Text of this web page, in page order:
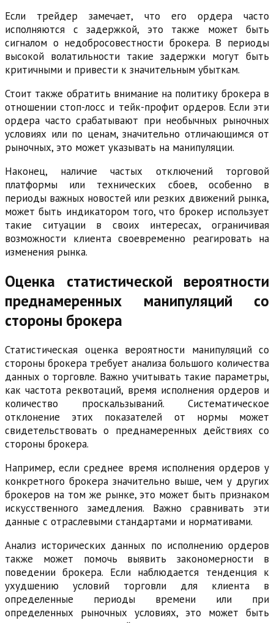
Если трейдер замечает, что его ордера часто
исполняются с задержкой, это также может быть
сигналом о недобросовестности брокера. В периоды
высокой волатильности такие задержки могут быть
критичными и привести к значительным убыткам.
Стоит также обратить внимание на политику брокера в
отношении стоп-лосс и тейк-профит ордеров. Если эти
ордера часто срабатывают при необычных рыночных
условиях или по ценам, значительно отличающимся от
рыночных, это может указывать на манипуляции.
Наконец, наличие частых отключений торговой
платформы или технических сбоев, особенно в
периоды важных новостей или резких движений рынка,
может быть индикатором того, что брокер использует
такие ситуации в своих интересах, ограничивая
возможности клиента своевременно реагировать на
изменения рынка.
Оценка статистической вероятности
преднамеренных манипуляций со
стороны брокера
Статистическая оценка вероятности манипуляций со
стороны брокера требует анализа большого количества
данных о торговле. Важно учитывать такие параметры,
как частота реквотаций, время исполнения ордеров и
количество проскальзываний. Систематическое
отклонение этих показателей от нормы может
свидетельствовать о преднамеренных действиях со
стороны брокера.
Например, если среднее время исполнения ордеров у
конкретного брокера значительно выше, чем у других
брокеров на том же рынке, это может быть признаком
искусственного замедления. Важно сравнивать эти
данные с отраслевыми стандартами и нормативами.
Анализ исторических данных по исполнению ордеров
также может помочь выявить закономерности в
поведении брокера. Если наблюдается тенденция к
ухудшению условий торговли для клиента в
определенные периоды времени или при
определенных рыночных условиях, это может быть